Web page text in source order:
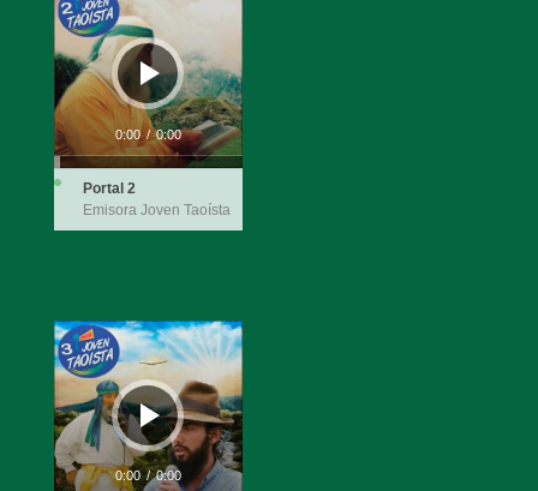
de
audio
0:00 / 0:00
Portal 2
Emisora Joven Taoísta
Reproductor
de
audio
0:00 / 0:00